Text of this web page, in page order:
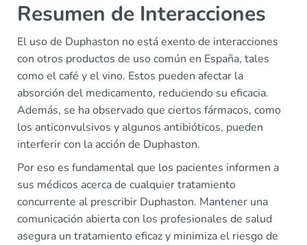
Resumen de Interacciones
El uso de Duphaston no está exento de interacciones
con otros productos de uso común en España, tales
como el café y el vino. Estos pueden afectar la
absorción del medicamento, reduciendo su eficacia.
Además, se ha observado que ciertos fármacos, como
los anticonvulsivos y algunos antibióticos, pueden
interferir con la acción de Duphaston.
Por eso es fundamental que los pacientes informen a
sus médicos acerca de cualquier tratamiento
concurrente al prescribir Duphaston. Mantener una
comunicación abierta con los profesionales de salud
asegura un tratamiento eficaz y minimiza el riesgo de